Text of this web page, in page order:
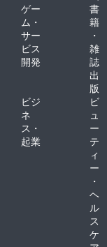
ゲー
ム・
サー
ビス
開発
書
籍
・
雑
誌
出
版
ビジ
ネ
ス・
起業
ビ
ュ
ー
テ
ィ
ー
・
ヘ
ル
ス
ケ